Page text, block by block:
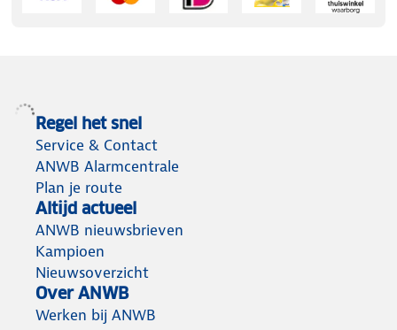
Regel het snel
Service & Contact
ANWB Alarmcentrale
Plan je route
Altijd actueel
ANWB nieuwsbrieven
Kampioen
Nieuwsoverzicht
Over ANWB
Werken bij ANWB